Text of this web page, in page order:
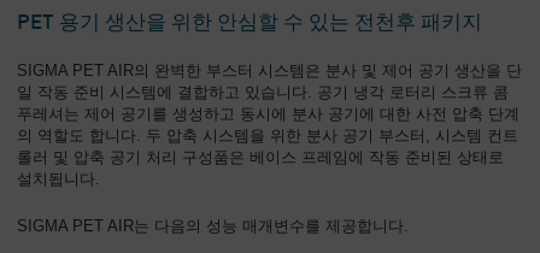
사
-
개
요
PET 용기 생산을 위한 안심할 수 있는 전천후 패키지
SIGMA PET AIR의 완벽한 부스터 시스템은 분사 및 제어 공기 생산을 단
일 작동 준비 시스템에 결합하고 있습니다. 공기 냉각 로터리 스크류 콤
푸레셔는 제어 공기를 생성하고 동시에 분사 공기에 대한 사전 압축 단계
의 역할도 합니다. 두 압축 시스템을 위한 분사 공기 부스터, 시스템 컨트
롤러 및 압축 공기 처리 구성품은 베이스 프레임에 작동 준비된 상태로
설치됩니다.
SIGMA PET AIR는 다음의 성능 매개변수를 제공합니다.